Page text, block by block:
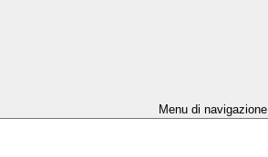
Menu di navigazione